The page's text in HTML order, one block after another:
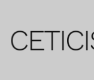
conteúdo